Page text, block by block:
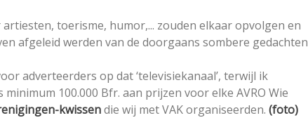
toerisme, humor,... zouden elkaar opvolgen en
afgeleid werden van de doorgaans sombere gedachten
adverteerders op dat ‘televisiekanaal’, terwijl ik
100.000 Bfr. aan prijzen voor elke AVRO Wie
kwissendie wij met VAK organiseerden. (foto)